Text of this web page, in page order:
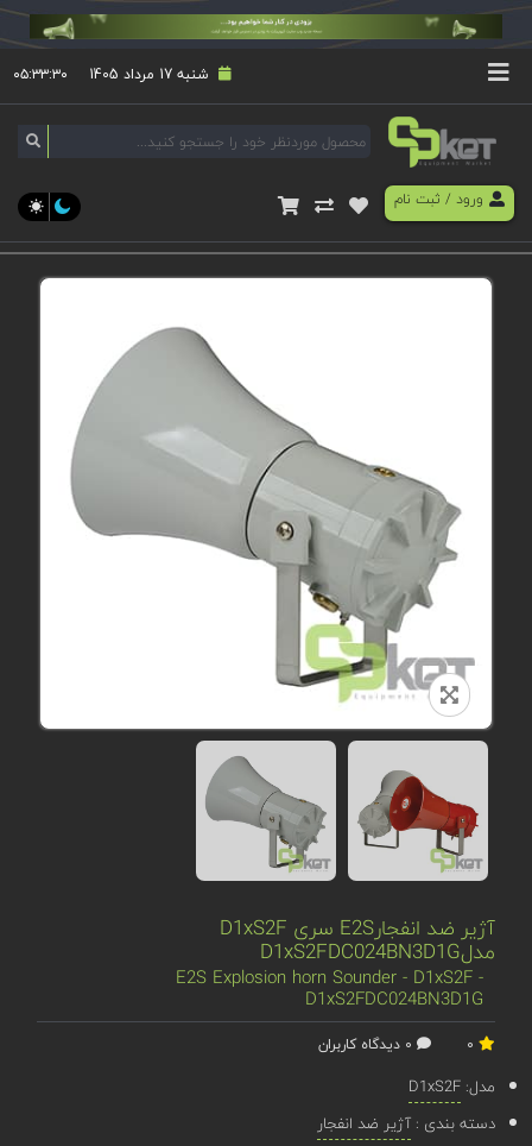
شنبه 17 مرداد 1405 ۰۵:۳۳:۳۰
ورود/ ثبت نام
آژیر ضد انفجارE2S سری D1xS2F
مدلD1xS2FDC024BN3D1G
E2S Explosion horn Sounder - D1xS2F -
D1xS2FDC024BN3D1G
مدل:D1xS2F
دسته بندی :آژیر ضد انفجار